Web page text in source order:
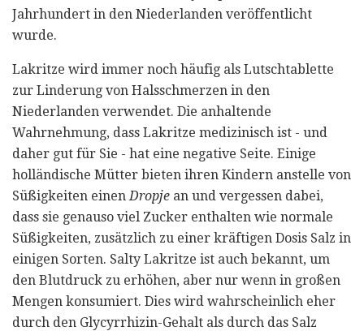
Jahrhundert in den Niederlanden veröffentlicht
wurde.
Lakritze wird immer noch häufig als Lutschtablette
zur Linderung von Halsschmerzen in den
Niederlanden verwendet. Die anhaltende
Wahrnehmung, dass Lakritze medizinisch ist - und
daher gut für Sie - hat eine negative Seite. Einige
holländische Mütter bieten ihren Kindern anstelle von
Süßigkeiten einen Dropje an und vergessen dabei,
dass sie genauso viel Zucker enthalten wie normale
Süßigkeiten, zusätzlich zu einer kräftigen Dosis Salz in
einigen Sorten. Salty Lakritze ist auch bekannt, um
den Blutdruck zu erhöhen, aber nur wenn in großen
Mengen konsumiert. Dies wird wahrscheinlich eher
durch den Glycyrrhizin-Gehalt als durch das Salz